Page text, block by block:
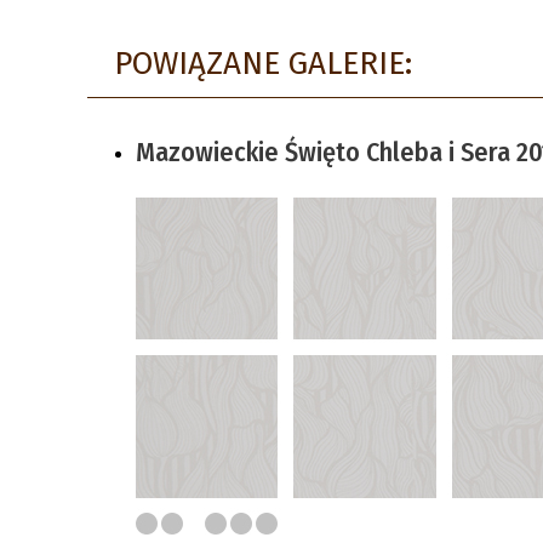
POWIĄZANE GALERIE:
Mazowieckie Święto Chleba i Sera